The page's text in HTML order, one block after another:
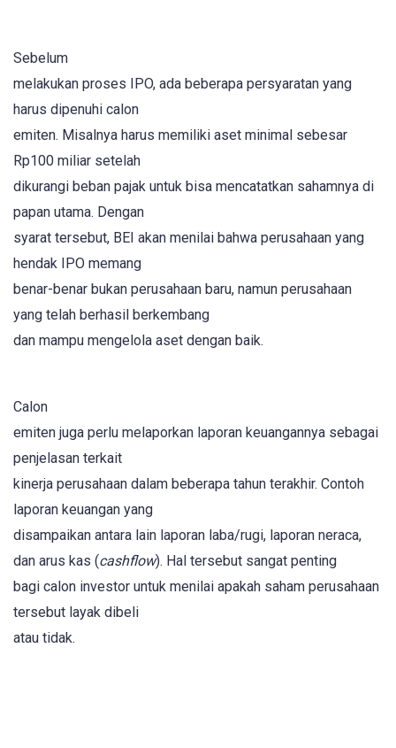
Sebelum
melakukan proses IPO, ada beberapa persyaratan yang
harus dipenuhi calon
emiten. Misalnya harus memiliki aset minimal sebesar
Rp100 miliar setelah
dikurangi beban pajak untuk bisa mencatatkan sahamnya di
papan utama. Dengan
syarat tersebut, BEI akan menilai bahwa perusahaan yang
hendak IPO memang
benar-benar bukan perusahaan baru, namun perusahaan
yang telah berhasil berkembang
dan mampu mengelola aset dengan baik.
Calon
emiten juga perlu melaporkan laporan keuangannya sebagai
penjelasan terkait
kinerja perusahaan dalam beberapa tahun terakhir. Contoh
laporan keuangan yang
disampaikan antara lain laporan laba/rugi, laporan neraca,
dan arus kas (cashflow). Hal tersebut sangat penting
bagi calon investor untuk menilai apakah saham perusahaan
tersebut layak dibeli
atau tidak.